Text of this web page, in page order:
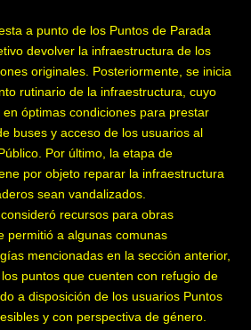
a punto de los Puntos de Parada
devolver la infraestructura de los
originales. Posteriormente, se inicia
rutinario de la infraestructura, cuyo
óptimas condiciones para prestar
buses y acceso de los usuarios al
Por último, la etapa de
por objeto reparar la infraestructura
sean vandalizados.
recursos para obras
permitió a algunas comunas
mencionadas en la sección anterior,
puntos que cuenten con refugio de
a disposición de los usuarios Puntos
y con perspectiva de género.